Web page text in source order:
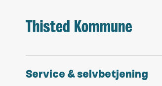
Service & selvbetjening